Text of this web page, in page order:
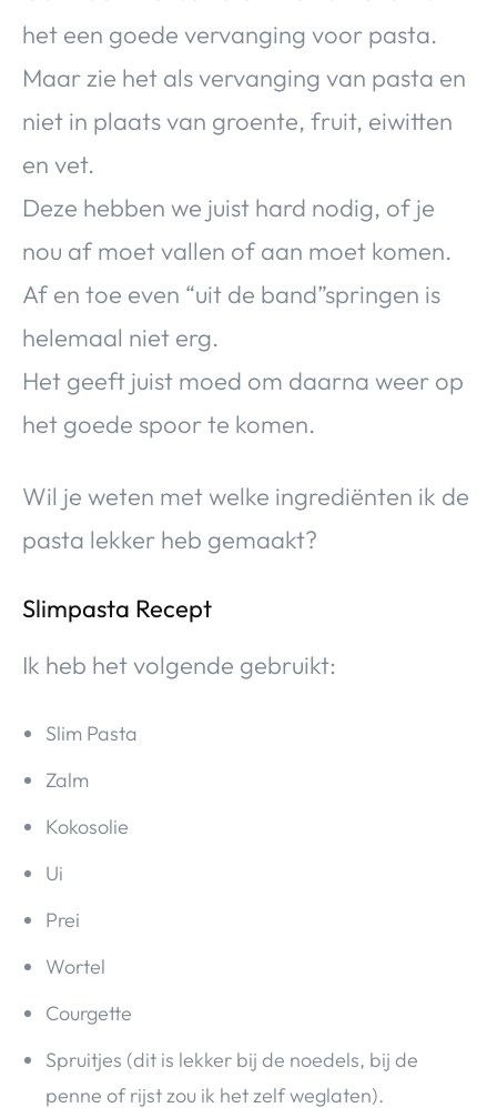
het een goede vervanging voor pasta.
Maar zie het als vervanging van pasta en
niet in plaats van groente, fruit, eiwitten
en vet.
Deze hebben we juist hard nodig, of je
nou af moet vallen of aan moet komen.
Af en toe even “uit de band”springen is
helemaal niet erg.
Het geeft juist moed om daarna weer op
het goede spoor te komen.
Wil je weten met welke ingrediënten ik de
pasta lekker heb gemaakt?
Slimpasta Recept
Ik heb het volgende gebruikt:
Slim Pasta
Zalm
Kokosolie
Ui
Prei
Wortel
Courgette
Spruitjes (dit is lekker bij de noedels, bij de
penne of rijst zou ik het zelf weglaten).